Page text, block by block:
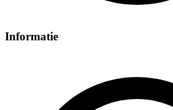
Informatie